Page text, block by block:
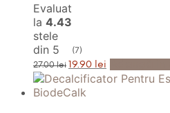
Evaluat
la 4.43
stele
din 5
(7)
27.00lei Prețul
inițial
a
fost:
19.90 lei Prețul
curent
este: